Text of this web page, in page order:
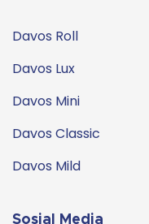
Davos Roll
Davos Lux
Davos Mini
Davos Classic
Davos Mild
Sosial Media